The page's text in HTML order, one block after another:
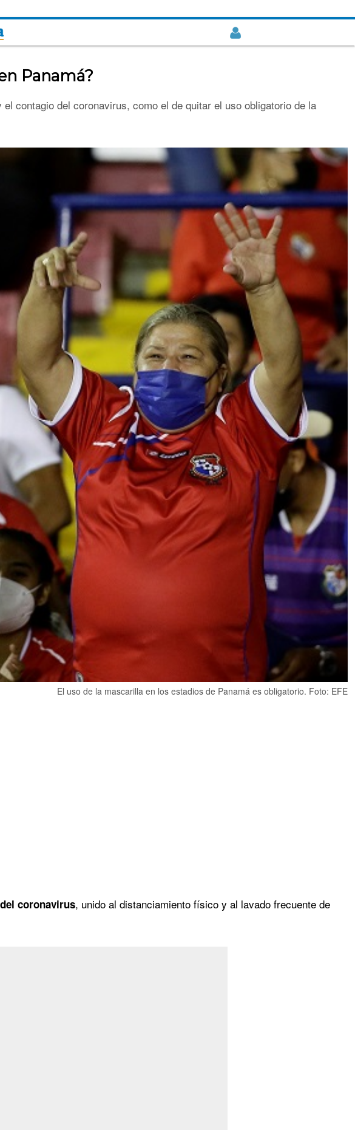
Panamá?
contagio del coronavirus, como el de quitar el uso obligatorio de la
El uso de la mascarilla en los estadios de Panamá es obligatorio. Foto: EFE
coronavirus, unido al distanciamiento físico y al lavado frecuente de